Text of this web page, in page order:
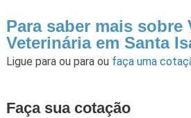
Para saber mais sobre
Veterinária em Santa
Ligue para ou para ou faça uma
Faça sua cotação